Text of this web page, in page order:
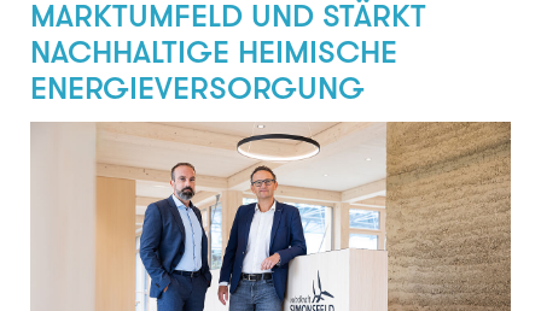
MARKTUMFELD UND STÄRKT
NACHHALTIGE HEIMISCHE
ENERGIEVERSORGUNG